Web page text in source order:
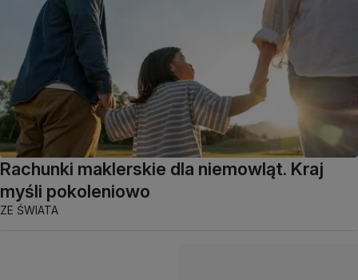
Rachunki maklerskie dla niemowląt. Kraj
myśli pokoleniowo
ZE ŚWIATA